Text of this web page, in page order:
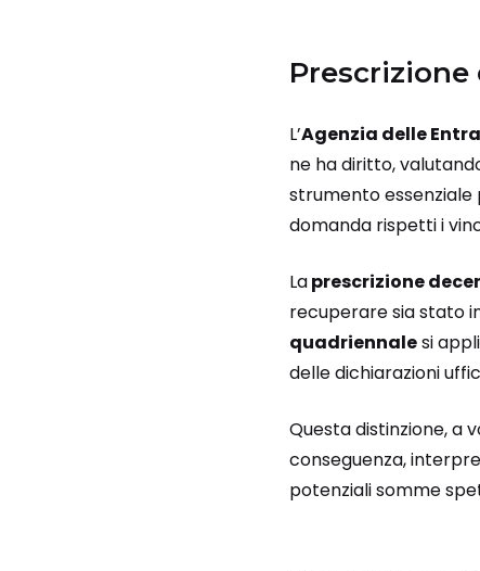
L’Agenzia delle
ne ha diritto,
strumento
domanda rispetti i
Laprescrizione
recuperare sia stato
quadriennalesi
delle dichiarazioni
Questa distinzione, a
conseguenza,
potenziali somme